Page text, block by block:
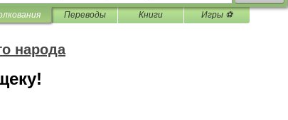
Переводы Книги Игры ⚽
народа